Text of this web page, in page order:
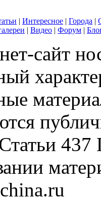
| Интересное | Города |
| Видео | Форум |
сайт
437